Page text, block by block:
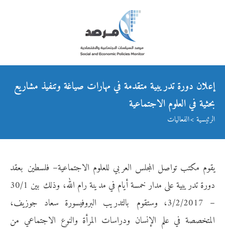
إعلان دورة تدريبية متقدمة في مهارات صياغة وتنفيذ مشاريع
بحثية في العلوم الاجتماعية
الرئيسية الفعاليات
يقوم مكتب تواصل المجلس العربي للعلوم الاجتماعية– فلسطين بعقد
دورة تدريبية على مدار خمسة أيام في مدينة رام الله، وذلك بين 30/1
– 3/2/2017، وستقوم بالتدريب البروفيسورة سعاد جوزيف،
المتخصصة في علم الإنسان ودراسات المرأة والنوع الاجتماعي من